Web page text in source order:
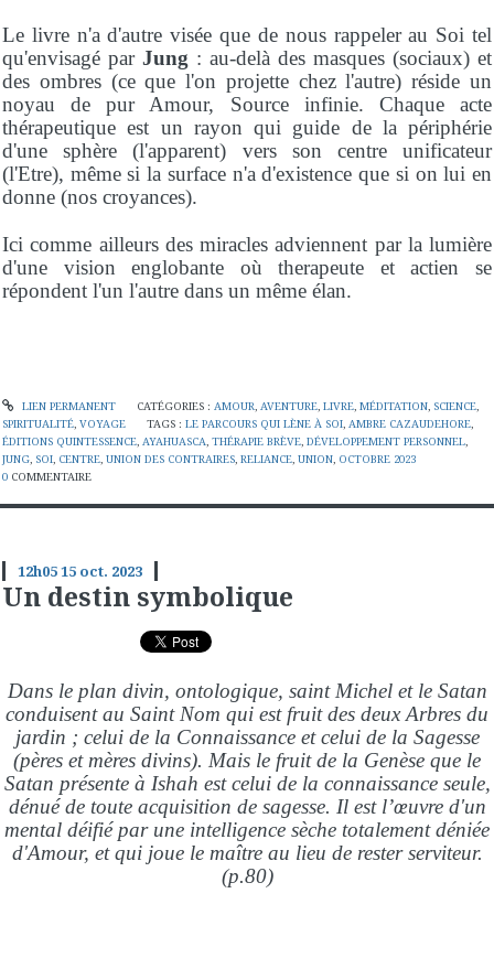
Le livre n'a d'autre visée que de nous rappeler au Soi tel
qu'envisagé par Jung : au-delà des masques (sociaux) et
des ombres (ce que l'on projette chez l'autre) réside un
noyau de pur Amour, Source infinie. Chaque acte
thérapeutique est un rayon qui guide de la périphérie
d'une sphère (l'apparent) vers son centre unificateur
(l'Etre), même si la surface n'a d'existence que si on lui en
donne (nos croyances).
Ici comme ailleurs des miracles adviennent par la lumière
d'une vision englobante où therapeute et actien se
répondent l'un l'autre dans un même élan.
LIEN PERMANENT CATÉGORIES : AMOUR AVENTURE, LIVRE, MÉDITATION, SCIENCE,
SPIRITUALITÉ VOYAGE TAGS :LE PARCOURS QUI LÈNE À SOI AMBRE CAZAUDEHORE
ÉDITIONS QUINTESSENCE AYAHUASCA THÉRAPIE BRÈVE DÉVELOPPEMENT PERSONNEL
JUNG SOI CENTRE UNION DES CONTRAIRES RELIANCE UNION OCTOBRE 2023
0 COMMENTAIRE
12h0515 oct. 2023
Un destin symbolique
Dans le plan divin, ontologique, saint Michel et le Satan
conduisent au Saint Nom qui est fruit des deux Arbres du
jardin ; celui de la Connaissance et celui de la Sagesse
(pères et mères divins). Mais le fruit de la Genèse que le
Satan présente à Ishah est celui de la connaissance seule,
dénué de toute acquisition de sagesse. Il est l’œuvre d'un
mental déifié par une intelligence sèche totalement déniée
d'Amour, et qui joue le maître au lieu de rester serviteur.
(p.80)